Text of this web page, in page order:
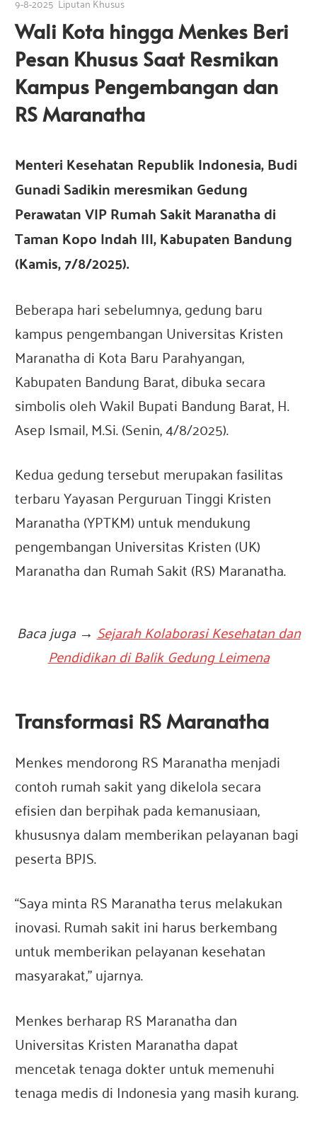
s
i
n
d
o
e
s
i
a
a
s
i
I
n
d
o
n
s
a
Wali Kota hingga Menkes Beri
Pesan Khusus Saat Resmikan
Kampus Pengembangan dan
RS Maranatha
Menteri Kesehatan Republik Indonesia, Budi
Gunadi Sadikin meresmikan Gedung
Perawatan VIP Rumah Sakit Maranatha di
Taman Kopo Indah III, Kabupaten Bandung
(Kamis, 7/8/2025).
Beberapa hari sebelumnya, gedung baru
kampus pengembangan Universitas Kristen
Maranatha di Kota Baru Parahyangan,
Kabupaten Bandung Barat, dibuka secara
simbolis oleh Wakil Bupati Bandung Barat, H.
Asep Ismail, M.Si. (Senin, 4/8/2025).
Kedua gedung tersebut merupakan fasilitas
terbaru Yayasan Perguruan Tinggi Kristen
Maranatha (YPTKM) untuk mendukung
pengembangan Universitas Kristen (UK)
Maranatha dan Rumah Sakit (RS) Maranatha.
Baca juga → Sejarah Kolaborasi Kesehatan dan
Pendidikan di Balik Gedung Leimena
Transformasi RS Maranatha
Menkes mendorong RS Maranatha menjadi
contoh rumah sakit yang dikelola secara
efisien dan berpihak pada kemanusiaan,
khususnya dalam memberikan pelayanan bagi
peserta BPJS.
“Saya minta RS Maranatha terus melakukan
inovasi. Rumah sakit ini harus berkembang
untuk memberikan pelayanan kesehatan
masyarakat,” ujarnya.
Menkes berharap RS Maranatha dan
Universitas Kristen Maranatha dapat
mencetak tenaga dokter untuk memenuhi
tenaga medis di Indonesia yang masih kurang.